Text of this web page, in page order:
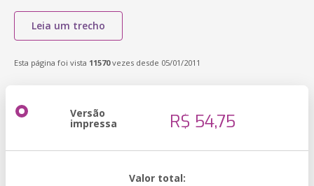
Leia um trecho
Esta página foi vista 11570vezes desde 05/01/2011
Versão
impressa R$ 54,75
Valor total: